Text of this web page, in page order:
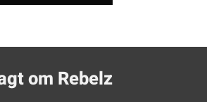
om Rebelz